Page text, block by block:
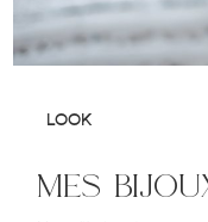
LOOK
mes